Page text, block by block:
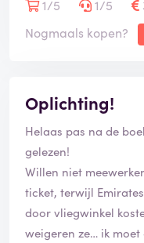
1/5
1/5
Nogmaals kopen?
Oplichting!
Helaas pas na de
gelezen!
Willen niet
ticket, terwijl
door vliegwinkel
weigeren ze… ik